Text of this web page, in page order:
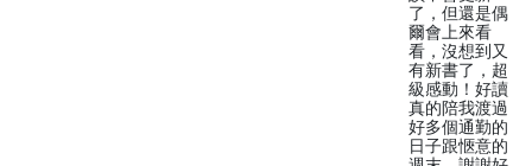
了，但還是偶
爾會上來看
看，沒想到又
有新書了，超
級感動！好讀
真的陪我渡過
好多個通勤的
日子跟愜意的